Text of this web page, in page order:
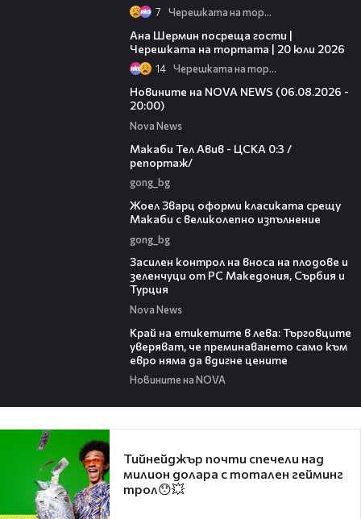
7 Черешката на тортата
Ана Шермин посреща гости |
Черешката на тортата | 20 юли 2026
14 Черешката на тортата
Новините на NOVA NEWS (06.08.2026 -
20:00)
Nova News
Макаби Тел Авив - ЦСКА 0:3 /
репортаж/
gong_bg
Жоел Зварц оформи класиката срещу
Макаби с великолепно изпълнение
gong_bg
Засилен контрол на вноса на плодове и
зеленчуци от РС Македония, Сърбия и
Турция
Nova News
Край на етикетите в лева: Търговците
уверяват, че преминаването само към
евро няма да вдигне цените
Новините на NOVA
Тийнейджър почти спечели над
милион долара с тотален гейминг
трол😯💥